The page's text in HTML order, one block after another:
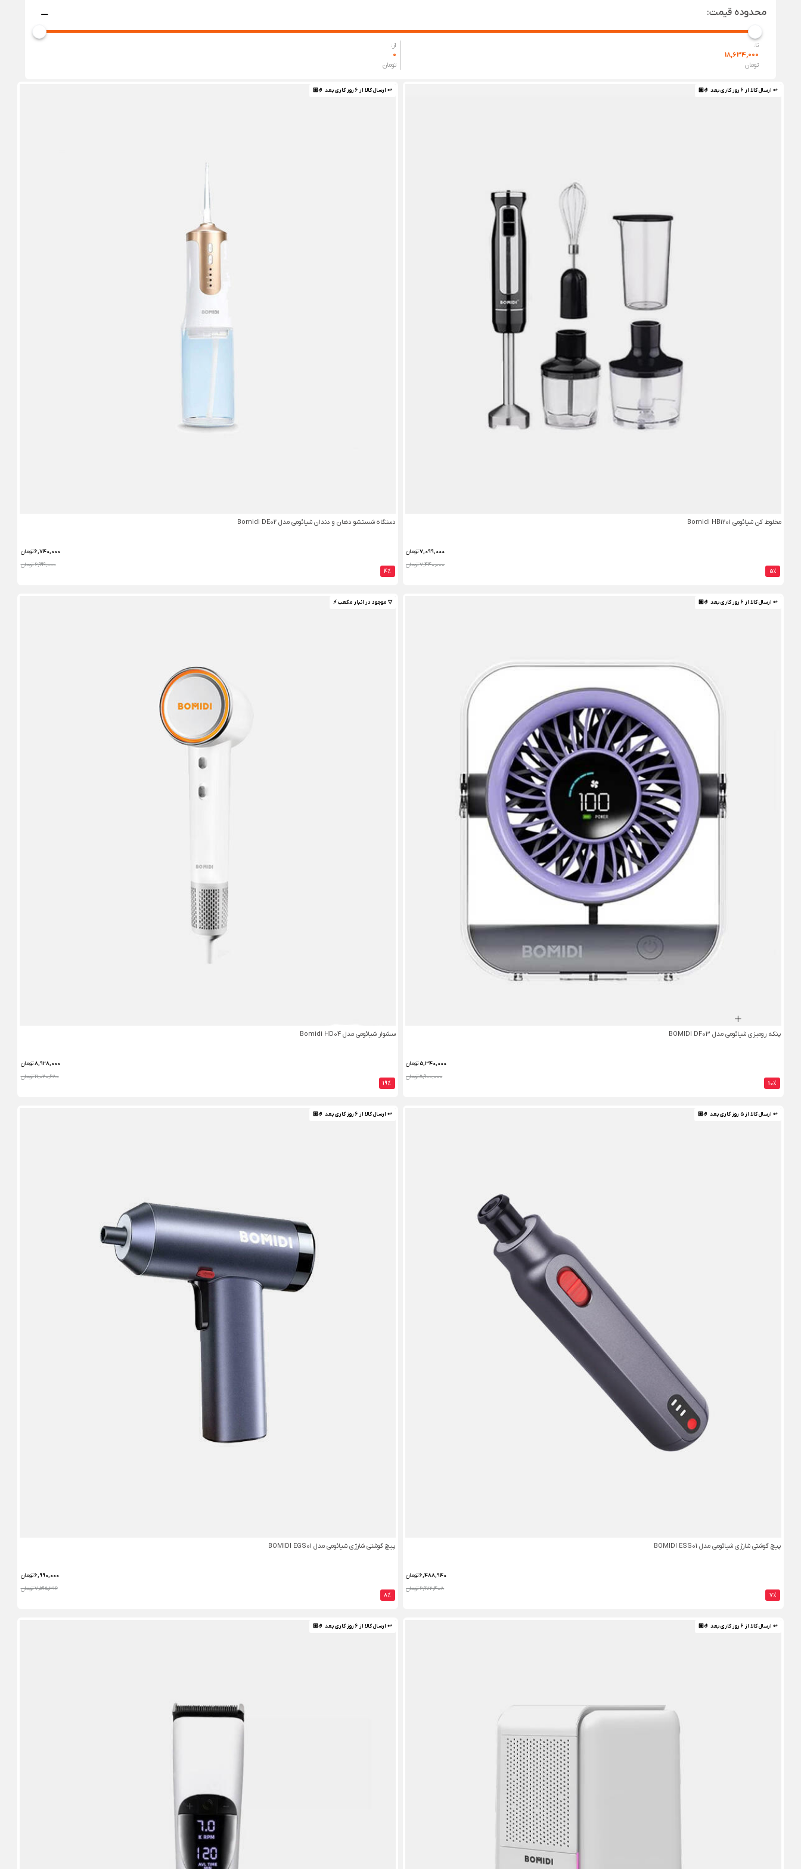
محدوده قیمت:
تا:
18,634,000
تومان
از:
0
تومان
↩ ارسال کالا از 6 روز کاری بعد 🤌🏼
مخلوط کن شیائومی Bomidi HB1201
7,099,000تومان
7,440,000 تومان
5%
↩ ارسال کالا از 6 روز کاری بعد 🤌🏼
دستگاه شستشو دهان و دندان شیائومی مدل Bomidi DE02
6,740,000تومان
6,999,000 تومان
4%
↩ ارسال کالا از 6 روز کاری بعد 🤌🏼
پنکه رومیزی شیائومی مدل BOMIDI DF03
5,340,000تومان
5,900,000 تومان
10%
▽ موجود در انبار مکعب ⚡️
سشوار شیائومی مدل Bomidi HD04
8,928,000تومان
11,020,680 تومان
19%
↩ ارسال کالا از 5 روز کاری بعد 🤌🏼
پیچ گوشتی شارژی شیائومی مدل BOMIDI ESS01
6,488,940تومان
6,972,408 تومان
7%
↩ ارسال کالا از 6 روز کاری بعد 🤌🏼
پیچ گوشتی شارژی شیائومی مدل BOMIDI EGS01
6,990,000تومان
7,595,316 تومان
8%
↩ ارسال کالا از 6 روز کاری بعد 🤌🏼 ↩ ارسال کالا از 6 روز کاری بعد 🤌🏼